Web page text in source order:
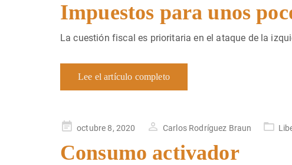
Impuestos para unos
La cuestión fiscal es prioritaria en el ataque de la
Lee el artículo completo
Publicado
octubre 8, 2020 Carlos Rodríguez Braun
Consumo activador